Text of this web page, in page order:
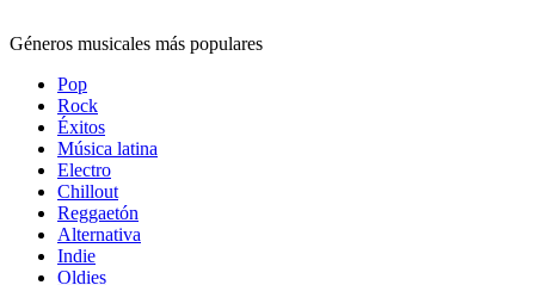
Géneros musicales más populares
Pop
Rock
Éxitos
Música latina
Electro
Chillout
Reggaetón
Alternativa
Indie
Oldies